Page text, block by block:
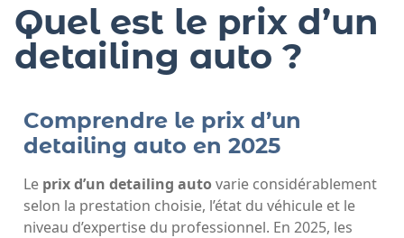
Quel est le prix d’un
detailing auto ?
Comprendre le prix d’un
detailing auto en 2025
Le prix d’un detailing autovarie considérablement
selon la prestation choisie, l’état du véhicule et le
niveau d’expertise du professionnel. En 2025, les